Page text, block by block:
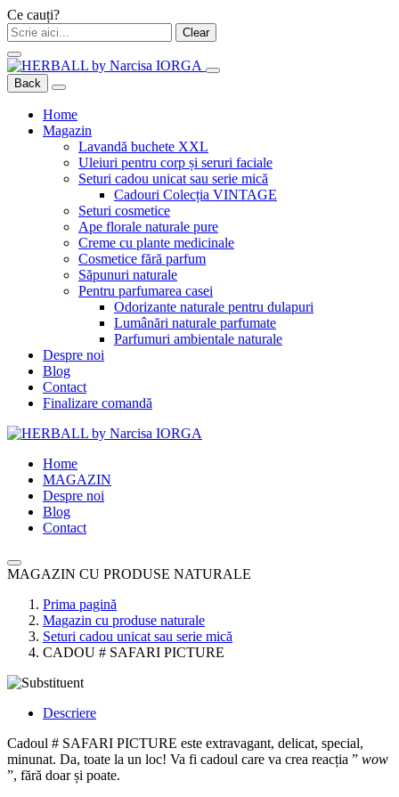
Ce cauți?
Clear
Back
Home
Magazin
Lavandă buchete XXL
Uleiuri pentru corp și seruri faciale
Seturi cadou unicat sau serie mică
Cadouri Colecția VINTAGE
Seturi cosmetice
Ape florale naturale pure
Creme cu plante medicinale
Cosmetice fără parfum
Săpunuri naturale
Pentru parfumarea casei
Odorizante naturale pentru dulapuri
Lumânări naturale parfumate
Parfumuri ambientale naturale
Despre noi
Blog
Contact
Finalizare comandă
Home
MAGAZIN
Despre noi
Blog
Contact
MAGAZIN CU PRODUSE NATURALE
Prima pagină
Magazin cu produse naturale
Seturi cadou unicat sau serie mică
CADOU # SAFARI PICTURE
Descriere
Cadoul # SAFARI PICTURE este extravagant, delicat, special,
minunat. Da, toate la un loc! Va fi cadoul care va crea reacția ” wow
”, fără doar și poate.